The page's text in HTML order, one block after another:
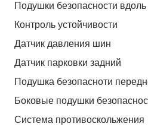
Подушки безопасности
Контроль устойчивости
Датчик давления шин
Датчик парковки задний
Подушка безопасноти
Боковые подушки
Система противоскольжения